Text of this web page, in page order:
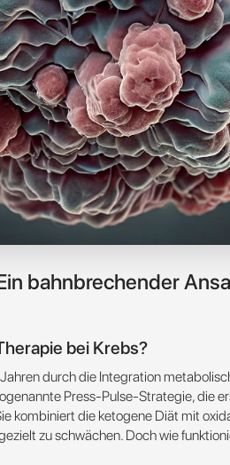
bahnbrechender
bei Krebs?
durch die Integration
Press-Pulse-Strategie, die
kombiniert die ketogene Diät mit
zu schwächen. Doch wie